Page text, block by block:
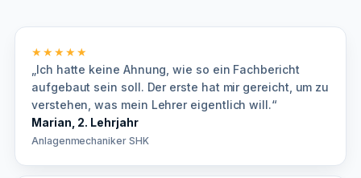
★★★★★
„Ich hatte keine Ahnung, wie so ein Fachbericht
aufgebaut sein soll. Der erste hat mir gereicht, um zu
verstehen, was mein Lehrer eigentlich will.“
Marian, 2. Lehrjahr
Anlagenmechaniker SHK